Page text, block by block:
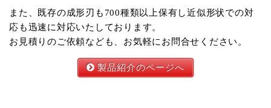
また、既存の成形刃も700種類以上保有し近似形状での対
応も迅速に対応いたしております。
お見積りのご依頼なども、お気軽にお問合せください。
製品紹介のページへ